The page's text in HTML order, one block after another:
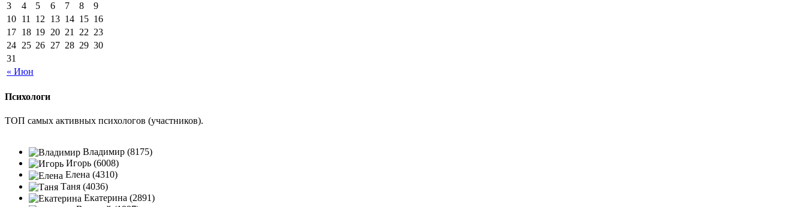
« Июн
3
4 5 6 7 8
9
10 11 12 13 14 15 16
17 18 19 20 21 22 23
24 25 26 27 28 29 30
31
Психологи
ТОП самых активных психологов (участников).
Владимир (8175)
Игорь (6008)
Елена (4310)
Таня (4036)
Екатерина (2891)